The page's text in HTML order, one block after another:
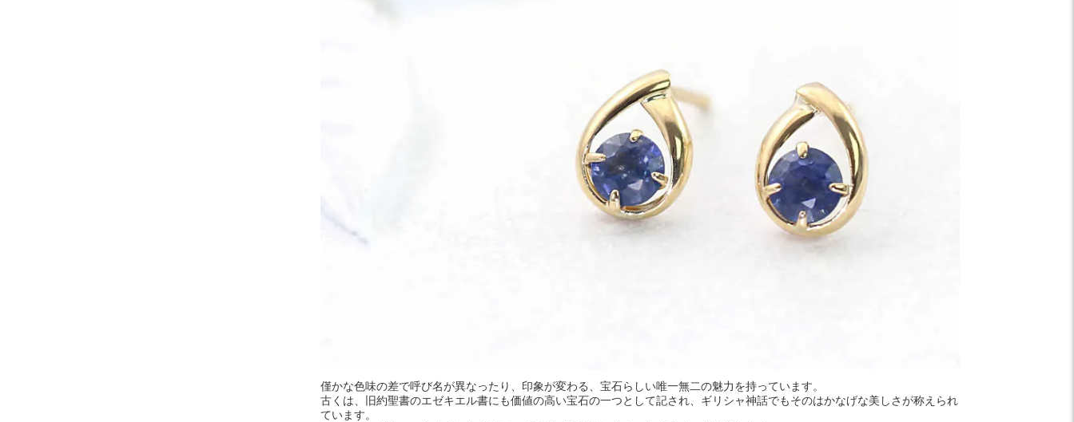
僅かな色味の差で呼び名が異なったり、印象が変わる、宝石らしい唯一無二の魅力を持っています。
古くは、旧約聖書のエゼキエル書にも価値の高い宝石の一つとして記され、ギリシャ神話でもそのはかなげな美しさが称えられ
ています。